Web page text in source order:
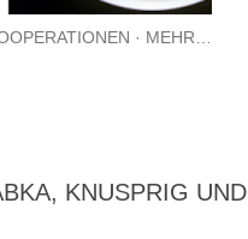
MEHR…
KNUSPRIG UND